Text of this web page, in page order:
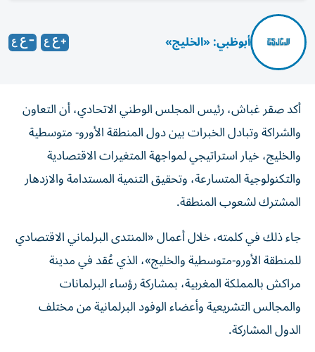
أبوظبي: «الخليج»
أكد صقر غباش، رئيس المجلس الوطني الاتحادي، أن التعاون
والشراكة وتبادل الخبرات بين دول المنطقة الأورو- متوسطية
والخليج، خيار استراتيجي لمواجهة المتغيرات الاقتصادية
والتكنولوجية المتسارعة، وتحقيق التنمية المستدامة والازدهار
المشترك لشعوب المنطقة.
جاء ذلك في كلمته، خلال أعمال «المنتدى البرلماني الاقتصادي
للمنطقة الأورو-متوسطية والخليج»، الذي عُقد في مدينة
مراكش بالمملكة المغربية، بمشاركة رؤساء البرلمانات
والمجالس التشريعية وأعضاء الوفود البرلمانية من مختلف
الدول المشاركة.